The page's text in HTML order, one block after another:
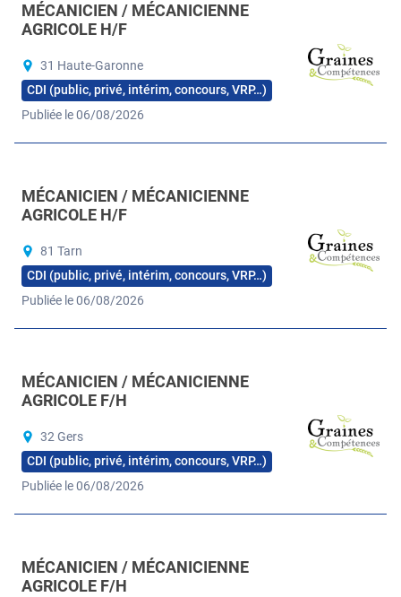
MÉCANICIEN / MÉCANICIENNE
AGRICOLE H/F
31 Haute-Garonne
CDI (public, privé, intérim, concours, VRP…)
Publiée le 06/08/2026
MÉCANICIEN / MÉCANICIENNE
AGRICOLE H/F
81 Tarn
CDI (public, privé, intérim, concours, VRP…)
Publiée le 06/08/2026
MÉCANICIEN / MÉCANICIENNE
AGRICOLE F/H
32 Gers
CDI (public, privé, intérim, concours, VRP…)
Publiée le 06/08/2026
MÉCANICIEN / MÉCANICIENNE
AGRICOLE F/H